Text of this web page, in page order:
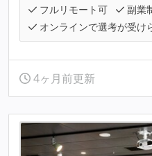
フルリモート可
副業
オンラインで選考が受け
4ヶ月前更新